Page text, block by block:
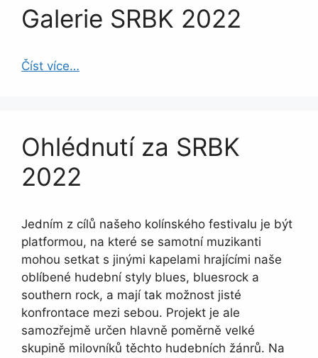
Galerie SRBK 2022
Číst více…
Ohlédnutí za SRBK
2022
Jedním z cílů našeho kolínského festivalu je být
platformou, na které se samotní muzikanti
mohou setkat s jinými kapelami hrajícími naše
oblíbené hudební styly blues, bluesrock a
southern rock, a mají tak možnost jisté
konfrontace mezi sebou. Projekt je ale
samozřejmě určen hlavně poměrně velké
skupině milovníků těchto hudebních žánrů. Na